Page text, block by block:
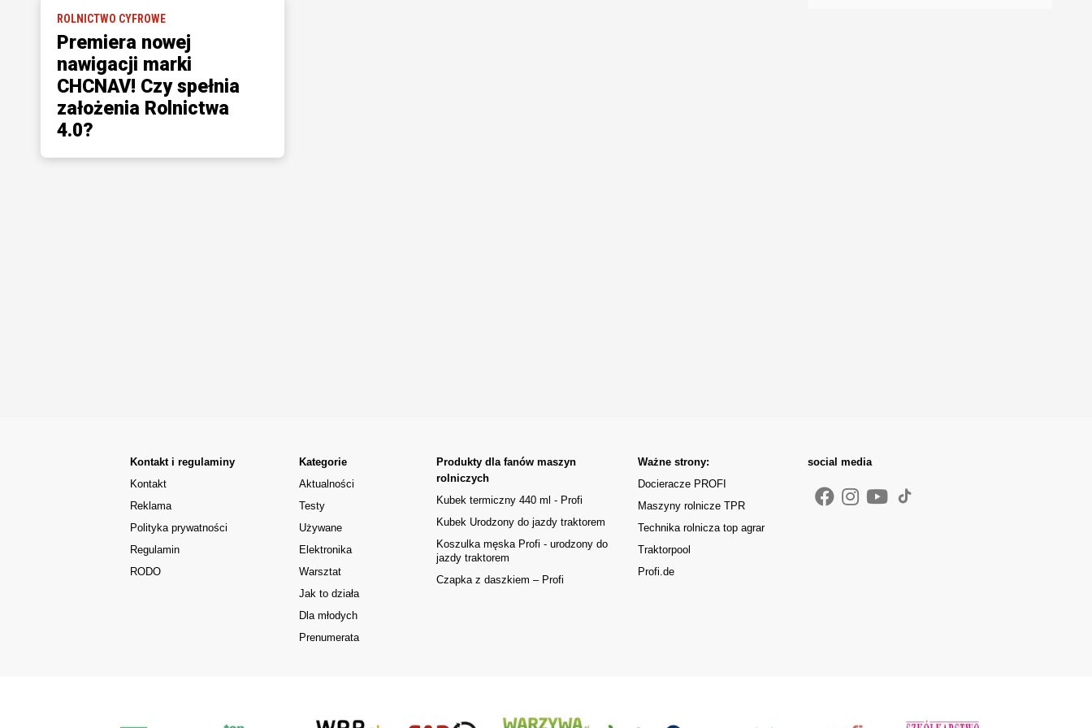
ROLNICTWO CYFROWE
Premiera nowej
nawigacji marki
CHCNAV! Czy spełnia
założenia Rolnictwa
4.0?
Kontakt i regulaminy
Kontakt
Reklama
Polityka prywatności
Regulamin
RODO
Kategorie
Aktualności
Testy
Używane
Elektronika
Warsztat
Jak to działa
Dla młodych
Prenumerata
Produkty dla fanów maszyn
rolniczych
Kubek termiczny 440 ml - Profi
Kubek Urodzony do jazdy traktorem
Koszulka męska Profi - urodzony do
jazdy traktorem
Czapka z daszkiem – Profi
Ważne strony:
Docieracze PROFI
Maszyny rolnicze TPR
Technika rolnicza top agrar
Traktorpool
Profi.de
social media